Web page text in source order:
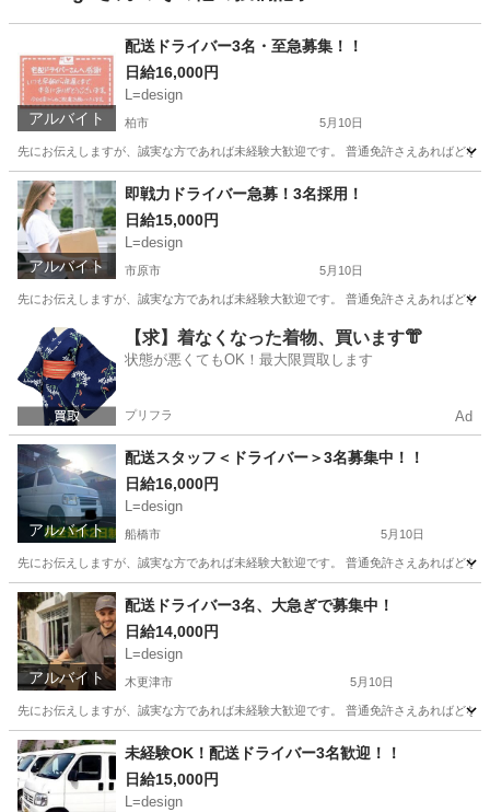
アルバイト
配送ドライバー3名・至急募集！！
日給16,000円
L=design
柏市 5月10日
先にお伝えしますが、誠実な方であれば未経験大歓迎です。 普通免許さえあればど
千葉 柏市 ドライバー 荷物
アルバイト
即戦力ドライバー急募！3名採用！
日給15,000円
L=design
市原市 5月10日
先にお伝えしますが、誠実な方であれば未経験大歓迎です。 普通免許さえあればど
千葉 市原市 ドライバー 荷物
【求】着なくなった着物、買います👘
状態が悪くてもOK！最大限買取します
プリフラ Ad
アルバイト
配送スタッフ＜ドライバー＞3名募集中！！
日給16,000円
L=design
船橋市 5月10日
先にお伝えしますが、誠実な方であれば未経験大歓迎です。 普通免許さえあればど
千葉 船橋市 ドライバー スタッフ
アルバイト
配送ドライバー3名、大急ぎで募集中！
日給14,000円
L=design
木更津市 5月10日
先にお伝えしますが、誠実な方であれば未経験大歓迎です。 普通免許さえあればど
千葉 木更津市 ドライバー 荷物
未経験OK！配送ドライバー3名歓迎！！
日給15,000円
L=design